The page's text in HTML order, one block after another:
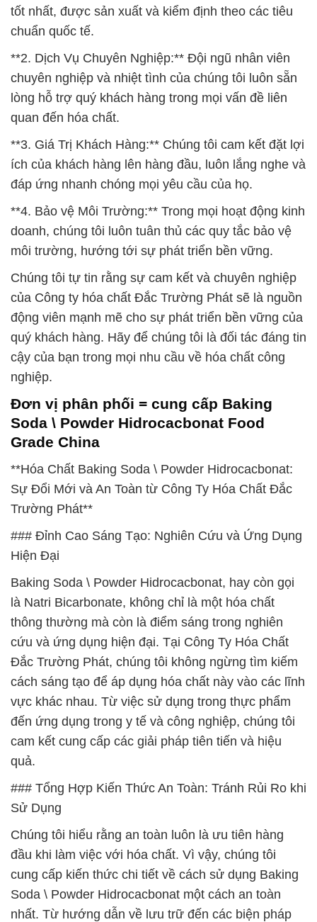
tốt nhất, được sản xuất và kiểm định theo các tiêu
chuẩn quốc tế.
**2. Dịch Vụ Chuyên Nghiệp:** Đội ngũ nhân viên
chuyên nghiệp và nhiệt tình của chúng tôi luôn sẵn
lòng hỗ trợ quý khách hàng trong mọi vấn đề liên
quan đến hóa chất.
**3. Giá Trị Khách Hàng:** Chúng tôi cam kết đặt lợi
ích của khách hàng lên hàng đầu, luôn lắng nghe và
đáp ứng nhanh chóng mọi yêu cầu của họ.
**4. Bảo vệ Môi Trường:** Trong mọi hoạt động kinh
doanh, chúng tôi luôn tuân thủ các quy tắc bảo vệ
môi trường, hướng tới sự phát triển bền vững.
Chúng tôi tự tin rằng sự cam kết và chuyên nghiệp
của Công ty hóa chất Đắc Trường Phát sẽ là nguồn
động viên mạnh mẽ cho sự phát triển bền vững của
quý khách hàng. Hãy để chúng tôi là đối tác đáng tin
cậy của bạn trong mọi nhu cầu về hóa chất công
nghiệp.
Đơn vị phân phối = cung cấp Baking
Soda \ Powder Hidrocacbonat Food
Grade China
**Hóa Chất Baking Soda \ Powder Hidrocacbonat:
Sự Đổi Mới và An Toàn từ Công Ty Hóa Chất Đắc
Trường Phát**
### Đỉnh Cao Sáng Tạo: Nghiên Cứu và Ứng Dụng
Hiện Đại
Baking Soda \ Powder Hidrocacbonat, hay còn gọi
là Natri Bicarbonate, không chỉ là một hóa chất
thông thường mà còn là điểm sáng trong nghiên
cứu và ứng dụng hiện đại. Tại Công Ty Hóa Chất
Đắc Trường Phát, chúng tôi không ngừng tìm kiếm
cách sáng tạo để áp dụng hóa chất này vào các lĩnh
vực khác nhau. Từ việc sử dụng trong thực phẩm
đến ứng dụng trong y tế và công nghiệp, chúng tôi
cam kết cung cấp các giải pháp tiên tiến và hiệu
quả.
### Tổng Hợp Kiến Thức An Toàn: Tránh Rủi Ro khi
Sử Dụng
Chúng tôi hiểu rằng an toàn luôn là ưu tiên hàng
đầu khi làm việc với hóa chất. Vì vậy, chúng tôi
cung cấp kiến thức chi tiết về cách sử dụng Baking
Soda \ Powder Hidrocacbonat một cách an toàn
nhất. Từ hướng dẫn về lưu trữ đến các biện pháp